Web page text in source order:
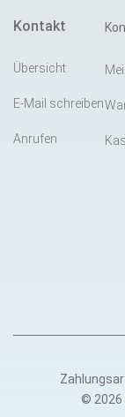
Kontakt
Übersicht
E-Mail schreiben
Anrufen
© 2026